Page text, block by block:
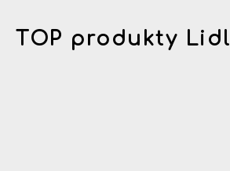
TOP produkty Lidl